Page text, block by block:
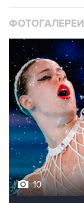
ФОТОГАЛЕРЕИ
10